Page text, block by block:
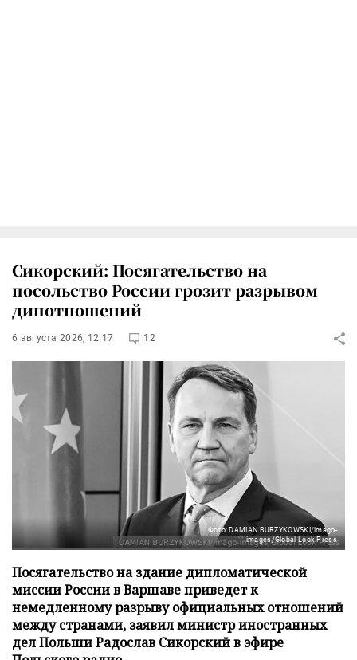
Сикорский: Посягательство на
посольство России грозит разрывом
дипотношений
6 августа 2026, 12:17 12
Фото: DAMIAN BURZYKOWSKI/imago-
images/Global Look Press
Посягательство на здание дипломатической
миссии России в Варшаве приведет к
немедленному разрыву официальных отношений
между странами, заявил министр иностранных
дел Польши Радослав Сикорский в эфире